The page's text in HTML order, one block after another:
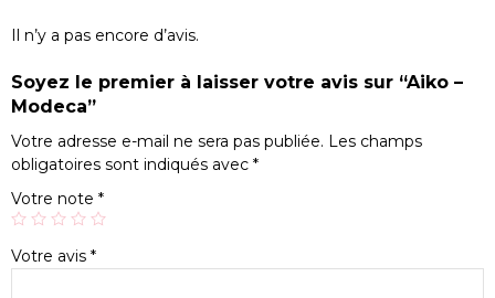
Il n’y a pas encore d’avis.
Soyez le premier à laisser votre avis sur “Aiko –
Modeca”
Votre adresse e-mail ne sera pas publiée. Les champs
obligatoires sont indiqués avec *
Votre note *
Votre avis *